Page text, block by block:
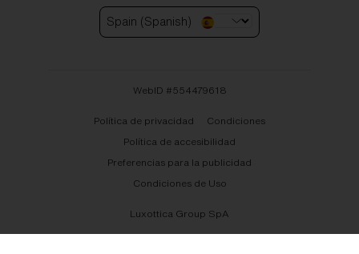
Spain (Spanish)
WebID #554479618
Política de privacidad
Condiciones
Política de accesibilidad
Preferencias para la publicidad
Condiciones de Uso
Luxottica Group SpA